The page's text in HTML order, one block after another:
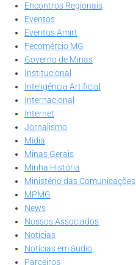
Encontros Regionais
Eventos
Eventos Amirt
Fecomércio MG
Governo de Minas
Institucional
Inteligência Artificial
Internacional
Internet
Jornalismo
Mídia
Minas Gerais
Minha História
Ministério das Comunicações
MPMG
News
Nossos Associados
Notícias
Notícias em áudio
Parceiros